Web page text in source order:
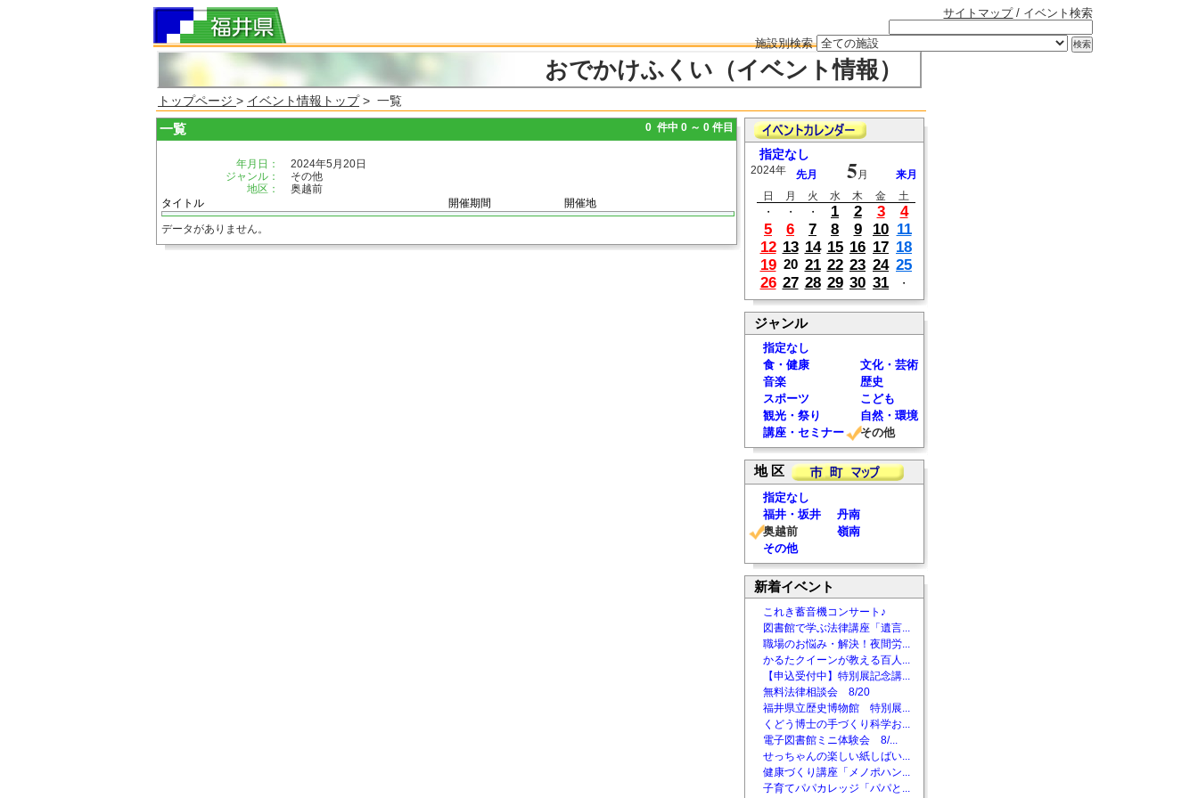
サイトマップ/ イベント検索
施設別検索
おでかけふくい（イベント情報）
トップページ > イベント情報トップ> 一覧
一覧 0 件中 0 ～ 0 件目
年月日：
2024年5月20日
ジャンル：
その他
地区：
奥越前
タイトル
開催期間 開催地
データがありません。
指定なし
2024年 先月 5 月
来月
日
月 火 水 木 金
土
・
・ ・ 1 2 3
4
5
6 7 8 9 10 11
12 13 14 15 16 17 18
19 20 21 22 23 24 25
26 27 28 29 30 31 ・
ジャンル
指定なし
食・健康
文化・芸術
音楽
歴史
スポーツ
こども
観光・祭り
自然・環境
講座・セミナー
その他
地 区
指定なし
福井・坂井
丹南
奥越前
嶺南
その他
新着イベント
これき蓄音機コンサート♪
図書館で学ぶ法律講座「遺言...
職場のお悩み・解決！夜間労...
かるたクイーンが教える百人...
【申込受付中】特別展記念講...
無料法律相談会 8/20
福井県立歴史博物館 特別展...
くどう博士の手づくり科学お...
電子図書館ミニ体験会 8/...
せっちゃんの楽しい紙しばい...
健康づくり講座「メノポハン...
子育てパパカレッジ「パパと...